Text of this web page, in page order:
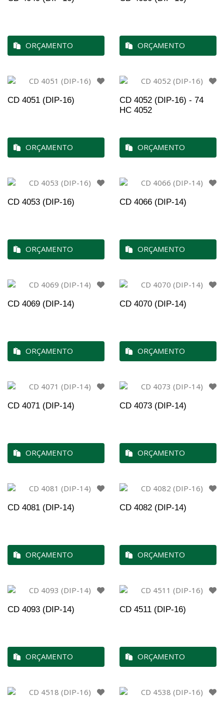
ORÇAMENTO ORÇAMENTO
CD 4051 (DIP-16)
ORÇAMENTO
CD 4052 (DIP-16) - 74
HC 4052
ORÇAMENTO
CD 4053 (DIP-16)
ORÇAMENTO
CD 4066 (DIP-14)
ORÇAMENTO
CD 4069 (DIP-14)
ORÇAMENTO
CD 4070 (DIP-14)
ORÇAMENTO
CD 4071 (DIP-14)
ORÇAMENTO
CD 4073 (DIP-14)
ORÇAMENTO
CD 4081 (DIP-14)
ORÇAMENTO
CD 4082 (DIP-14)
ORÇAMENTO
CD 4093 (DIP-14)
ORÇAMENTO
CD 4511 (DIP-16)
ORÇAMENTO